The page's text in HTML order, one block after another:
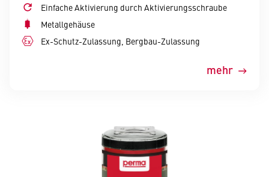
Einfache Aktivierung durch Aktivierungsschraube
Metallgehäuse
Ex-Schutz-Zulassung, Bergbau-Zulassung
mehr